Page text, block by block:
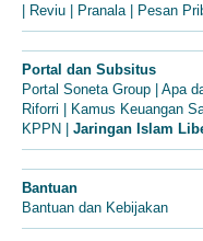
| Reviu | Pranala | Pesan
Portal dan Subsitus
Portal Soneta Group | Apa
Riforri | Kamus Keuangan
KPPN | Jaringan Islam
Bantuan
Bantuan dan Kebijakan